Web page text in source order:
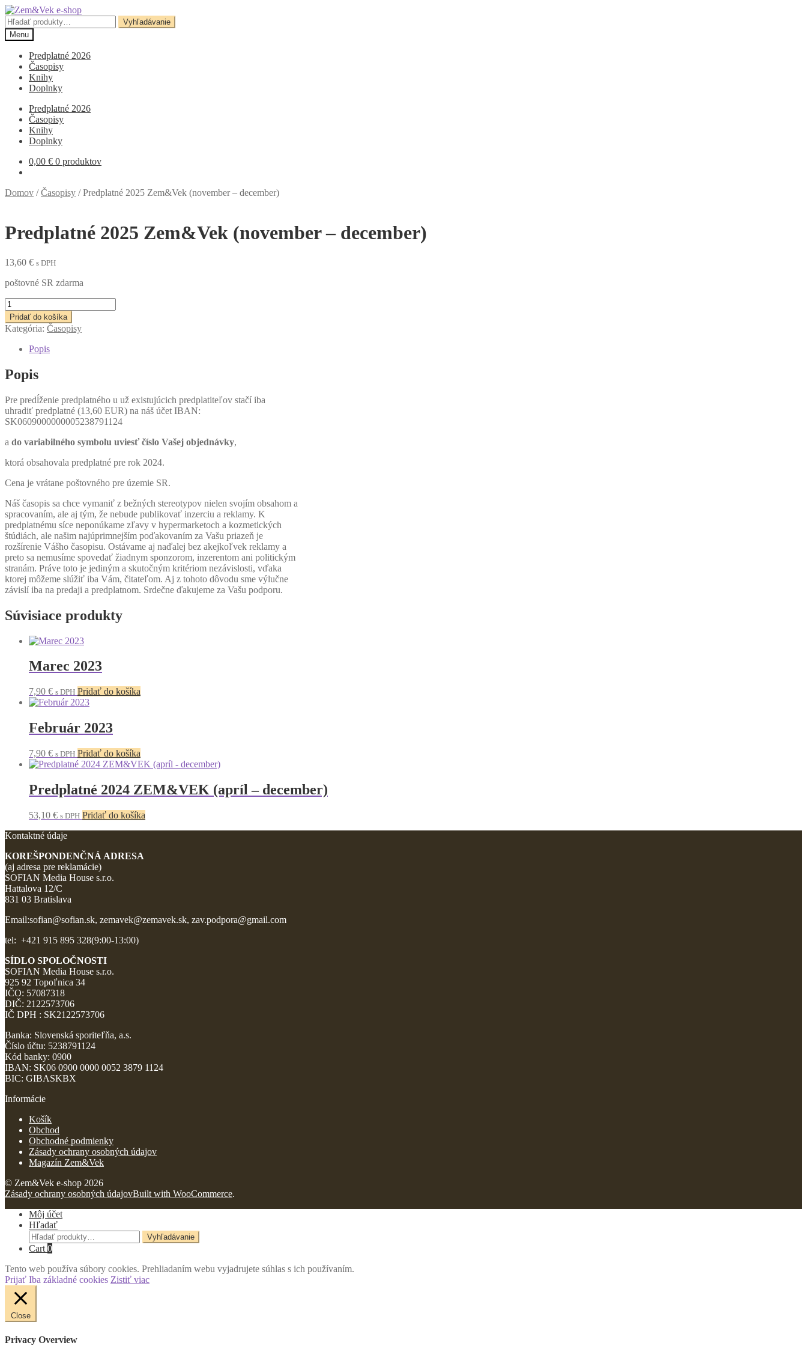
Preskočiť
na
navigáciu
Preskočiť
na
obsah
Hľadať:
Vyhľadávanie
Menu
Predplatné 2026
Časopisy
Knihy
Doplnky
Predplatné 2026
Časopisy
Knihy
Doplnky
0,00 € 0 produktov
Domov /Časopisy /Predplatné 2025 Zem&Vek (november – december)
Predplatné 2025 Zem&Vek (november – december)
13,60 € s DPH
poštovné SR zdarma
množstvo
Predplatné
2025
Zem&Vek
(november
december)
Pridať do košíka
Kategória: Časopisy
Popis
Popis
Pre predĺženie predplatného u už existujúcich predplatiteľov stačí iba
uhradiť predplatné (13,60 EUR) na náš účet IBAN:
SK0609000000005238791124
a do variabilného symbolu uviesť číslo Vašej objednávky,
ktorá obsahovala predplatné pre rok 2024.
Cena je vrátane poštovného pre územie SR.
Náš časopis sa chce vymaniť z bežných stereotypov nielen svojím obsahom a
spracovaním, ale aj tým, že nebude publikovať inzerciu a reklamy. K
predplatnému síce neponúkame zľavy v hypermarketoch a kozmetických
štúdiách, ale našim najúprimnejším poďakovaním za Vašu priazeň je
rozšírenie Vášho časopisu. Ostávame aj naďalej bez akejkoľvek reklamy a
preto sa nemusíme spovedať žiadnym sponzorom, inzerentom ani politickým
stranám. Práve toto je jediným a skutočným kritériom nezávislosti, vďaka
ktorej môžeme slúžiť iba Vám, čitateľom. Aj z tohoto dôvodu sme výlučne
závislí iba na predaji a predplatnom. Srdečne ďakujeme za Vašu podporu.
Súvisiace produkty
Marec 2023
7,90 € s DPH Pridať do košíka
Február 2023
7,90 € s DPH Pridať do košíka
Predplatné 2024 ZEM&VEK (apríl – december)
53,10 € s DPH Pridať do košíka
Kontaktné údaje
KOREŠPONDENČNÁ ADRESA
(aj adresa pre reklamácie)
SOFIAN Media House s.r.o.
Hattalova 12/C
831 03 Bratislava
Email:sofian@sofian.sk, zemavek@zemavek.sk, zav.podpora@gmail.com
tel: +421 915 895 328(9:00-13:00)
SÍDLO SPOLOČNOSTI
SOFIAN Media House s.r.o.
925 92 Topoľnica 34
IČO: 57087318
DIČ: 2122573706
IČ DPH : SK2122573706
Banka: Slovenská sporiteľňa, a.s.
Číslo účtu: 5238791124
Kód banky: 0900
IBAN: SK06 0900 0000 0052 3879 1124
BIC: GIBASKBX
Informácie
Košík
Obchod
Obchodné podmienky
Zásady ochrany osobných údajov
Magazín Zem&Vek
© Zem&Vek e-shop 2026
Zásady ochrany osobných údajovBuilt with WooCommerce.
Môj účet
Hľadať
Hľadať:
Vyhľadávanie
Cart 0
Tento web používa súbory cookies. Prehliadaním webu vyjadrujete súhlas s ich používaním.
Prijať Iba základné cookies Zistiť viac
Close
Privacy Overview